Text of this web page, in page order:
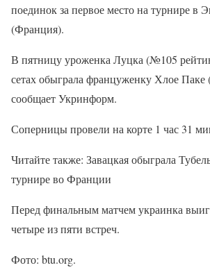
поединок за первое место на турнире в
(Франция).
В пятницу уроженка Луцка (№105
сетах обыграла француженку Хлое
сообщает Укринформ.
Соперницы провели на корте 1 час 31
Читайте также: Завацкая обыграла
турнире во Франции
Перед финальным матчем украинка
четыре из пяти встреч.
Фото: btu.org.